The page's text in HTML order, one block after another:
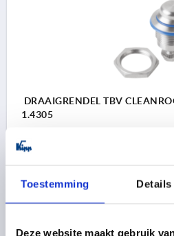
Toestemming Details
Deze website maakt gebruik
DRAAIGRENDEL TBV
1.4305
BEDIENING=TWEEKANT
plus verzendkosten